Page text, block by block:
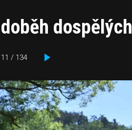
dospělých
11 / 134